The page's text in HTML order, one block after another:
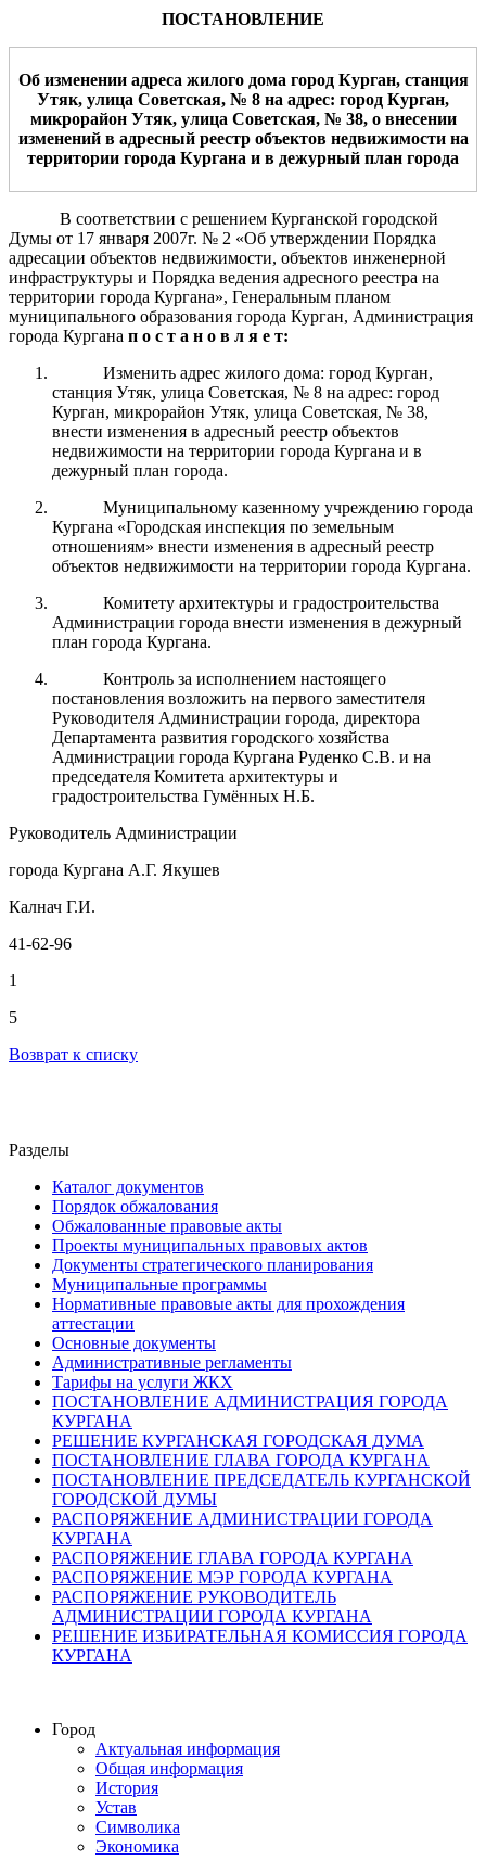
ПОСТАНОВЛЕНИЕ
Об изменении адреса жилого дома город Курган, станция
Утяк, улица Советская, № 8 на адрес: город Курган,
микрорайон Утяк, улица Советская, № 38, о внесении
изменений в адресный реестр объектов недвижимости на
территории города Кургана и в дежурный план города
В соответствии с решением Курганской городской
Думы от 17 января 2007г. № 2 «Об утверждении Порядка
адресации объектов недвижимости, объектов инженерной
инфраструктуры и Порядка ведения адресного реестра на
территории города Кургана», Генеральным планом
муниципального образования города Курган, Администрация
города Кургана п о с т а н о в л я е т:
Изменить адрес жилого дома: город Курган,
станция Утяк, улица Советская, № 8 на адрес: город
Курган, микрорайон Утяк, улица Советская, № 38,
внести изменения в адресный реестр объектов
недвижимости на территории города Кургана и в
дежурный план города.
Муниципальному казенному учреждению города
Кургана «Городская инспекция по земельным
отношениям» внести изменения в адресный реестр
объектов недвижимости на территории города Кургана.
Комитету архитектуры и градостроительства
Администрации города внести изменения в дежурный
план города Кургана.
Контроль за исполнением настоящего
постановления возложить на первого заместителя
Руководителя Администрации города, директора
Департамента развития городского хозяйства
Администрации города Кургана Руденко С.В. и на
председателя Комитета архитектуры и
градостроительства Гумённых Н.Б.
Руководитель Администрации
города Кургана А.Г. Якушев
Калнач Г.И.
41-62-96
1
5
Возврат к списку
Разделы
Каталог документов
Порядок обжалования
Обжалованные правовые акты
Проекты муниципальных правовых актов
Документы стратегического планирования
Муниципальные программы
Нормативные правовые акты для прохождения
аттестации
Основные документы
Административные регламенты
Тарифы на услуги ЖКХ
ПОСТАНОВЛЕНИЕ АДМИНИСТРАЦИЯ ГОРОДА
КУРГАНА
РЕШЕНИЕ КУРГАНСКАЯ ГОРОДСКАЯ ДУМА
ПОСТАНОВЛЕНИЕ ГЛАВА ГОРОДА КУРГАНА
ПОСТАНОВЛЕНИЕ ПРЕДСЕДАТЕЛЬ КУРГАНСКОЙ
ГОРОДСКОЙ ДУМЫ
РАСПОРЯЖЕНИЕ АДМИНИСТРАЦИИ ГОРОДА
КУРГАНА
РАСПОРЯЖЕНИЕ ГЛАВА ГОРОДА КУРГАНА
РАСПОРЯЖЕНИЕ МЭР ГОРОДА КУРГАНА
РАСПОРЯЖЕНИЕ РУКОВОДИТЕЛЬ
АДМИНИСТРАЦИИ ГОРОДА КУРГАНА
РЕШЕНИЕ ИЗБИРАТЕЛЬНАЯ КОМИССИЯ ГОРОДА
КУРГАНА
Город
Актуальная информация
Общая информация
История
Устав
Символика
Экономика